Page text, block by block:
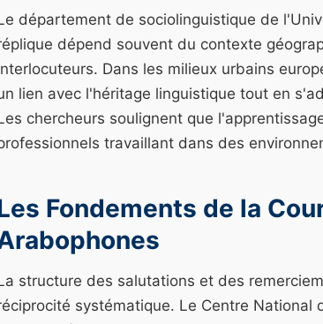
département de sociolinguistique de
dépend souvent du contexte
Dans les milieux urbains
lien avec l'héritage linguistique tout en
chercheurs soulignent que
travaillant dans des
Fondements de la
structure des salutations et des
systématique. Le Centre National